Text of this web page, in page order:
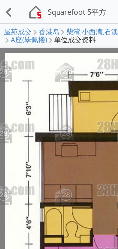
Squarefoot 5平方
屋苑成交 香港岛 柴湾,小西湾,石澳
A座(翠佩楼)
单位成交资料